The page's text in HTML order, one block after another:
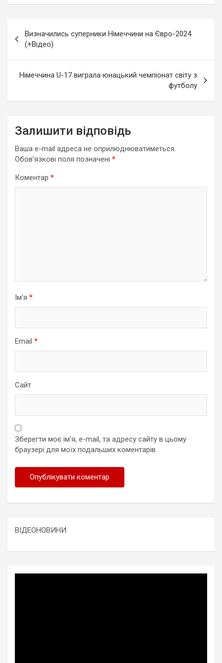
записів
Визначились суперники Німеччини на Євро-2024
(+Відео)
Німеччина U-17 виграла юнацький чемпіонат світу з
футболу
Залишити відповідь
Ваша e-mail адреса не оприлюднюватиметься.
Обов’язкові поля позначені *
Коментар *
Ім'я *
Email *
Сайт
Зберегти моє ім'я, e-mail, та адресу сайту в цьому
браузері для моїх подальших коментарів.
ВІДЕОНОВИНИ